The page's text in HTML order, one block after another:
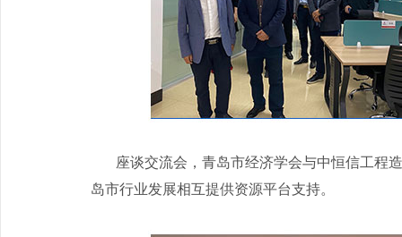
座谈交流会，青岛市经济学会与中恒信工程造
岛市行业发展相互提供资源平台支持。